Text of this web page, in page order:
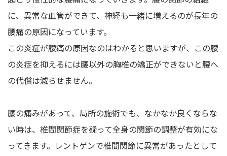
に、異常な血管ができて、神経も一緒に増えるのが長年の
腰痛の原因になっています。
この炎症が腰痛の原因なのはわかると思いますが、この腰
の炎症を抑えるには腰以外の胸椎の矯正ができないと腰へ
の代償は減らせません。
腰の痛みがあって、局所の施術でも、なかなか良くならな
い時は、椎間関節症を疑って全身の関節の調整が有効にな
ってきます。レントゲンで椎間関節に異常があったとして